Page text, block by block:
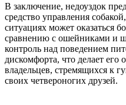
В заключение, недоуздок
средство управления
ситуациях может оказаться
сравнению с ошейниками и
контроль над поведением
дискомфорта, что делает
владельцев, стремящихся к
своих четвероногих друзей.